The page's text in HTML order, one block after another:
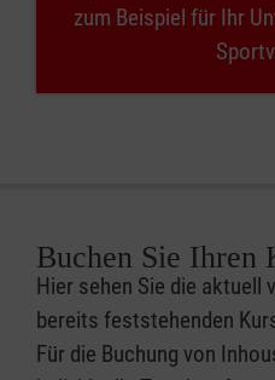
zum Beispiel für Ihr
Buchen Sie Ihren
Hier sehen Sie die aktuell
bereits feststehenden
Für die Buchung von